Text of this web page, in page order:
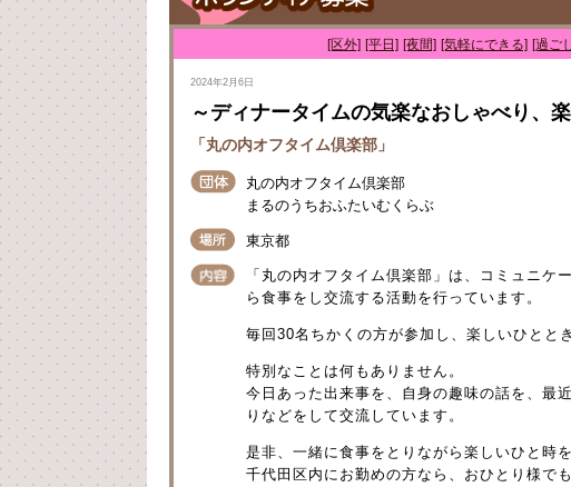
[区外] [平日] [夜間] [気軽にできる] [過ご
2024年2月6日
～ディナータイムの気楽なおしゃべり、
「丸の内オフタイム倶楽部」
丸の内オフタイム倶楽部
まるのうちおふたいむくらぶ
東京都
「丸の内オフタイム倶楽部」は、コミュニ
ら食事をし交流する活動を行っています。
毎回30名ちかくの方が参加し、楽しいひとと
特別なことは何もありません。
今日あった出来事を、自身の趣味の話を、最
りなどをして交流しています。
是非、一緒に食事をとりながら楽しいひと時
千代田区内にお勤めの方なら、おひとり様で